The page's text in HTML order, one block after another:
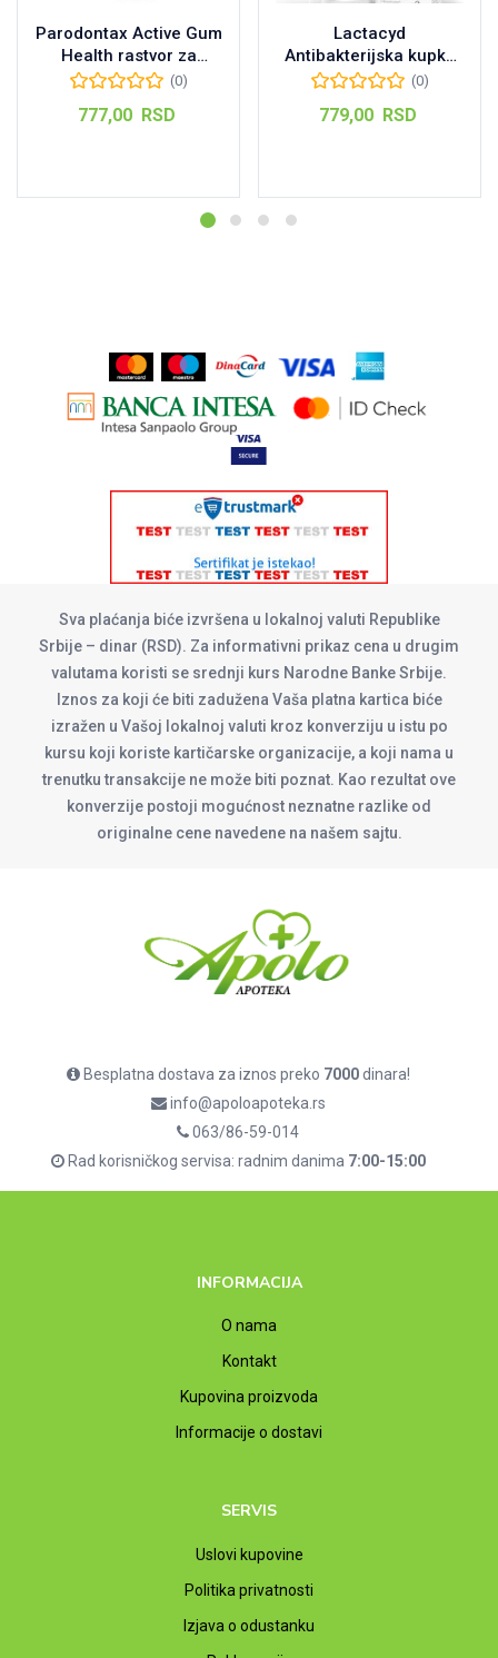
Parodontax Active Gum
Health rastvor za
ispiranje usta, 500ml
(0)
777,00 RSD
Lactacyd
Antibakterijska kupka
za intimnu negu, 250
(0)
779,00 RSD
Sva plaćanja biće izvršena u lokalnoj valuti Republike
Srbije – dinar (RSD). Za informativni prikaz cena u drugim
valutama koristi se srednji kurs Narodne Banke Srbije.
Iznos za koji će biti zadužena Vaša platna kartica biće
izražen u Vašoj lokalnoj valuti kroz konverziju u istu po
kursu koji koriste kartičarske organizacije, a koji nama u
trenutku transakcije ne može biti poznat. Kao rezultat ove
konverzije postoji mogućnost neznatne razlike od
originalne cene navedene na našem sajtu.
Besplatna dostava za iznos preko 7000dinara!
info@apoloapoteka.rs
063/86-59-014
Rad korisničkog servisa: radnim danima 7:00-15:00
INFORMACIJA
O nama
Kontakt
Kupovina proizvoda
Informacije o dostavi
SERVIS
Uslovi kupovine
Politika privatnosti
Izjava o odustanku